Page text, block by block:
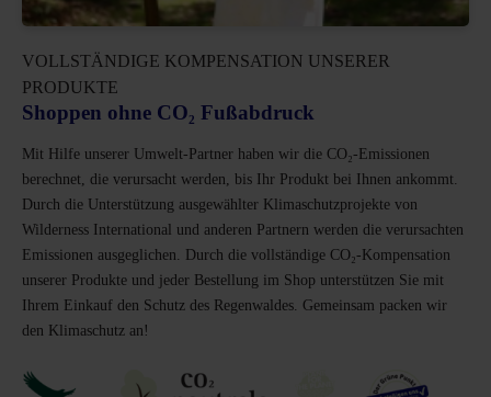
VOLLSTÄNDIGE KOMPENSATION UNSERER
PRODUKTE
Shoppen ohne CO₂ Fußabdruck
Mit Hilfe unserer Umwelt-Partner haben wir die CO₂-Emissionen
berechnet, die verursacht werden, bis Ihr Produkt bei Ihnen ankommt.
Durch die Unterstützung ausgewählter Klimaschutzprojekte von
Wilderness International und anderen Partnern werden die verursachten
Emissionen ausgeglichen. Durch die vollständige CO₂-Kompensation
unserer Produkte und jeder Bestellung im Shop unterstützen Sie mit
Ihrem Einkauf den Schutz des Regenwaldes. Gemeinsam packen wir
den Klimaschutz an!